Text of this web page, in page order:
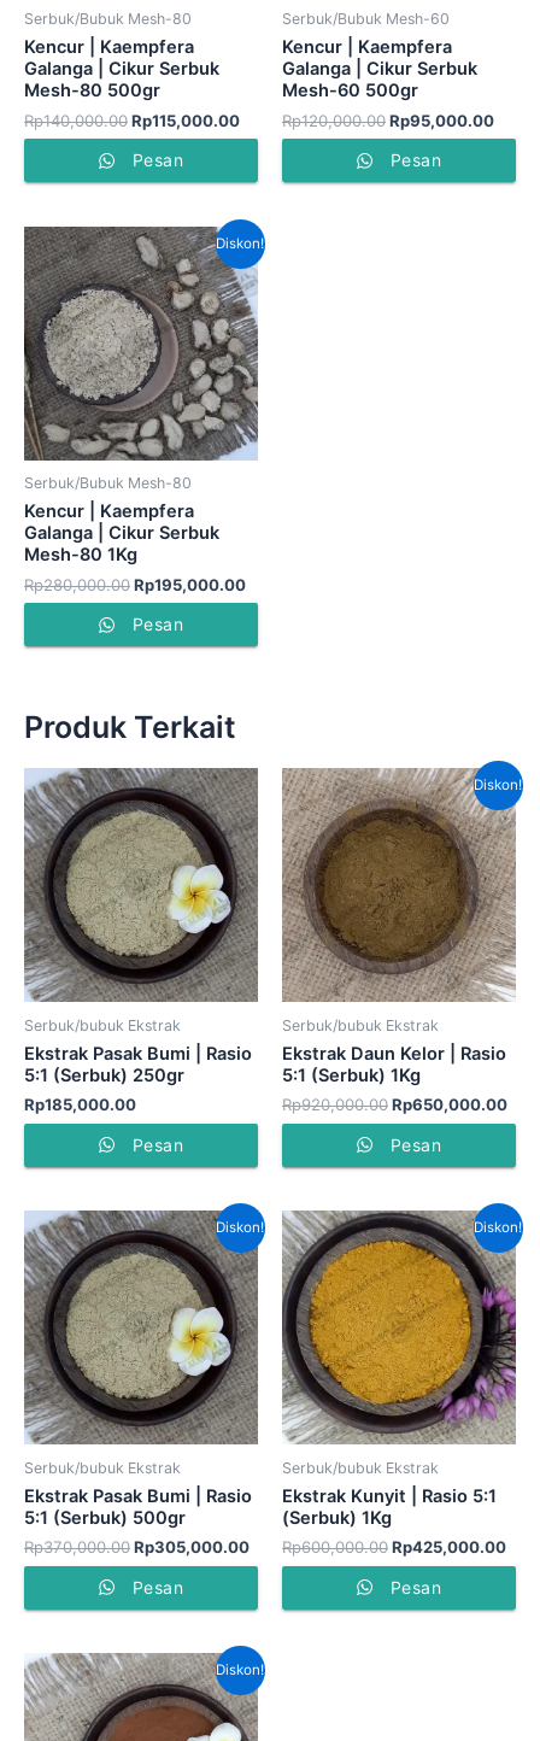
Serbuk/Bubuk Mesh-80
Kencur | Kaempfera
Galanga | Cikur Serbuk
Mesh-80 500gr
Rp140,000.00Rp115,000.00
Pesan
Serbuk/Bubuk Mesh-60
Kencur | Kaempfera
Galanga | Cikur Serbuk
Mesh-60 500gr
Rp120,000.00Rp95,000.00
Pesan
Diskon!
Serbuk/Bubuk Mesh-80
Kencur | Kaempfera
Galanga | Cikur Serbuk
Mesh-80 1Kg
Rp280,000.00
Harga
aslinya
adalah:
Rp280,000.00.
Rp195,000.00
Harga
saat
ini
adalah:
Rp195,000.00.
Pesan
Produk Terkait
Serbuk/bubuk Ekstrak
Ekstrak Pasak Bumi | Rasio
5:1 (Serbuk) 250gr
Rp185,000.00
Pesan
Diskon!
Serbuk/bubuk Ekstrak
Ekstrak Daun Kelor | Rasio
5:1 (Serbuk) 1Kg
Rp920,000.00
Harga
aslinya
adalah:
Rp920,000.00.
Rp650,000.00
saat
ini
Pesan
Diskon!
Serbuk/bubuk Ekstrak
Ekstrak Pasak Bumi | Rasio
5:1 (Serbuk) 500gr
Rp370,000.00
Harga
aslinya
adalah:
Rp370,000.00.
Rp305,000.00
Harga
saat
ini
adalah:
Rp305,000.00.
Pesan
Diskon!
Serbuk/bubuk Ekstrak
Ekstrak Kunyit | Rasio 5:1
(Serbuk) 1Kg
Rp600,000.00
Harga
aslinya
adalah:
Rp600,000.00.
Rp425,000.00
saat
ini
Pesan
Diskon!
Harga
aslinya
adalah:
Rp390,000.00.
Harga
saat
ini
adalah: